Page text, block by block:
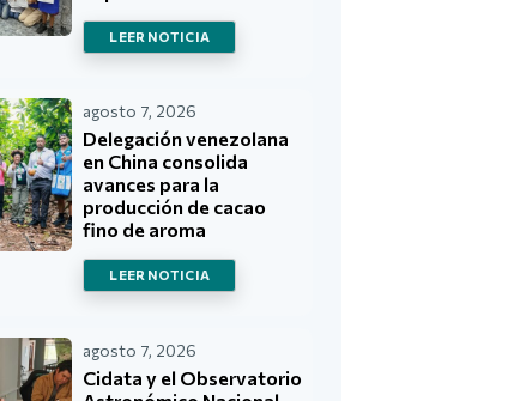
LEER NOTICIA
agosto 7, 2026
Delegación venezolana
en China consolida
avances para la
producción de cacao
fino de aroma
LEER NOTICIA
agosto 7, 2026
Cidata y el Observatorio